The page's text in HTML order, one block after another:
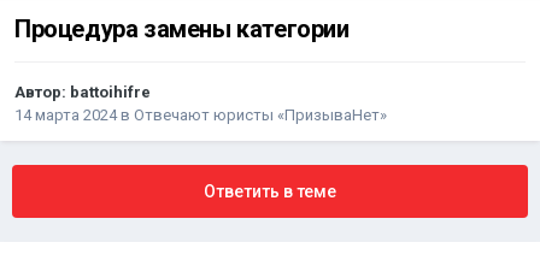
Процедура замены категории
Автор: battoihifre
14 марта 2024в Отвечают юристы «ПризываНет»
Ответить в теме